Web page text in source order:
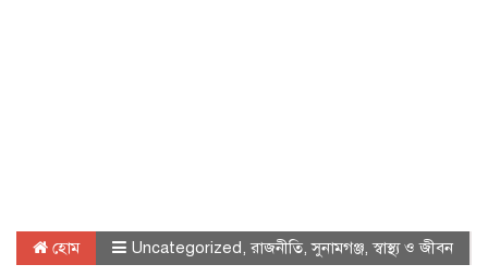
হোম Uncategorized, রাজনীতি,সুনামগঞ্জ,স্বাস্থ্য ও জীবন